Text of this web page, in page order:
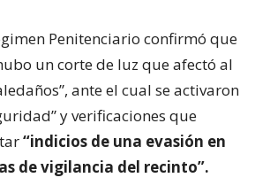
Penitenciario confirmó que
un corte de luz que afectó al
ante el cual se activaron
y verificaciones que
“indicios de una evasión en
de vigilancia del recinto”.